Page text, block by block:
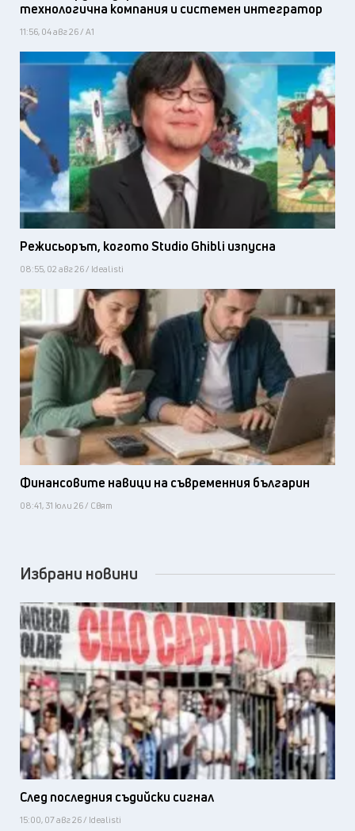
технологична компания и системен интегратор
11:56, 04 авг 26 / А1
Режисьорът, когото Studio Ghibli изпусна
08:55, 02 авг 26 / Idealisti
Финансовите навици на съвременния българин
08:41, 31 юли 26 / Свят
Избрани новини
След последния съдийски сигнал
15:00, 07 авг 26 / Idealisti